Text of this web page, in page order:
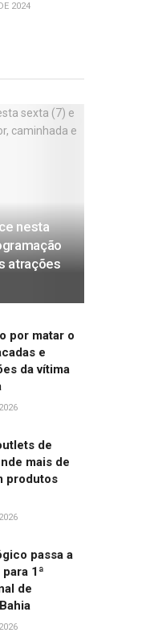
2024
nesta
atrações
por matar o
e
da vítima
de
mais de
produtos
passa a
1ª
de